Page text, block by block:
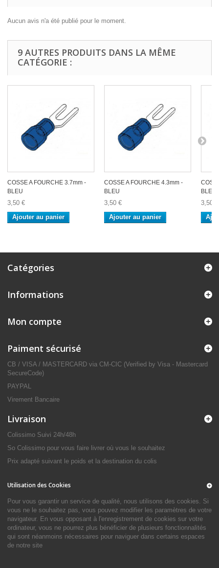
Aucun avis n'a été publié pour le moment.
9 AUTRES PRODUITS DANS LA MÊME
CATÉGORIE :
COSSE A FOURCHE 3.7mm -
BLEU
3,50 €
Ajouter au panier
COSSE A FOURCHE 4.3mm -
BLEU
3,50 €
Ajouter au panier
BLEU
3,50 €
Catégories
Informations
Mon compte
Paiment sécurisé
CB / VISA / MASTERCARD via CM-CIC (Verified by Visa - Mastercard
SecureCode)
PAYPAL
Virement Bancaire
Livraison
Colissimo Suivi 24h/48h
So Colissimo pour vous faire livrer où vous le souhaitez
Prix adapté suivant le poids et la destination du colis
Utilisation des Cookies
Pour vous garantir un service de qualité, nous utilisons des cookies. Si
vous ne le souhaitez pas, vous pouvez modifier les paramètres de votre
navigateur. En vous opposant à l'enregistrement de cookies sur votre
ordinateur, vous ne pourrez plus bénéficier de plusieurs fonctionnalités
qui sont néanmoins nécessaires pour naviguer dans certains espaces
de notre site